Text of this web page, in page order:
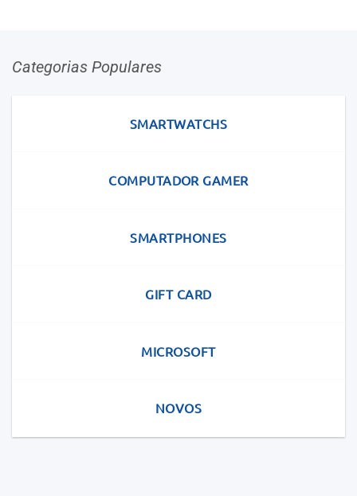
Categorias Populares
SMARTWATCHS
COMPUTADOR GAMER
SMARTPHONES
GIFT CARD
MICROSOFT
NOVOS